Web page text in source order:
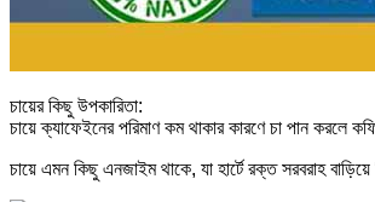
চায়ের কিছু উপকারিতা:
চায়ে ক্যাফেইনের পরিমাণ কম থাকার কারণে চা পান
চায়ে এমন কিছু এনজাইম থাকে, যা হার্টে রক্ত সরবরাহ